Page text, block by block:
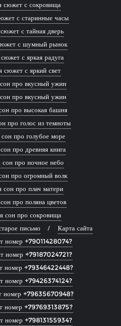
сюжет с сокровища
с старинные часы
с тайная дверь
с шумный рынок
с яркая радуга
сюжет с яркий свет
сон про вкусный ужин
сон про вкусный ужин
про высокая башня
про голос из темноты
сон про голубое море
про древняя книга
сон про ночное небо
про огромный волк
сон про плач матери
про поляна цветов
сон про сокровища
письмо
Карта сайта
номер +79011428074?
номер +79187024721?
номер +79346422448?
номер +79426374124?
номер +79635670948?
номер +79769313875?
номер +79813155934?